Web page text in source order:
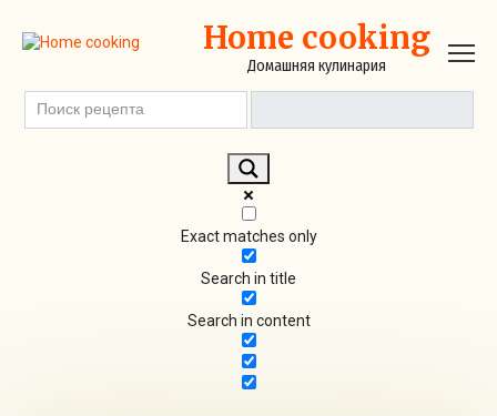
контенту
Home cooking
Домашняя кулинария
Exact matches only
Search in title
Search in content